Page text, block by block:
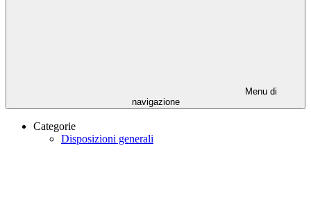
Menu di
navigazione
Categorie
Disposizioni generali